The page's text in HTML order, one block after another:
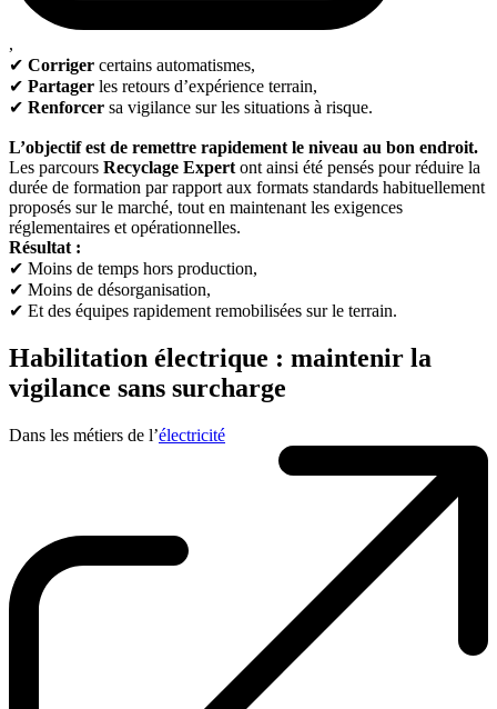
,
✔ Corriger certains automatismes,
✔ Partager les retours d’expérience terrain,
✔ Renforcer sa vigilance sur les situations à risque.
L’objectif est de remettre rapidement le niveau au bon endroit.
Les parcours Recyclage Expert ont ainsi été pensés pour réduire la
durée de formation par rapport aux formats standards habituellement
proposés sur le marché, tout en maintenant les exigences
réglementaires et opérationnelles.
Résultat :
✔ Moins de temps hors production,
✔ Moins de désorganisation,
✔ Et des équipes rapidement remobilisées sur le terrain.
Habilitation électrique : maintenir la
vigilance sans surcharge
Dans les métiers de l’électricité